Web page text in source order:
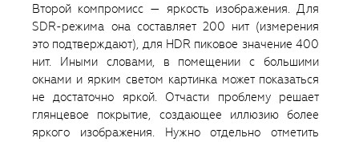
Второй компромисс — яркость изображения. Для
SDR-режима она составляет 200 нит (измерения
это подтверждают), для HDR пиковое значение 400
нит. Иными словами, в помещении с большими
окнами и ярким светом картинка может показаться
не достаточно яркой. Отчасти проблему решает
глянцевое покрытие, создающее иллюзию более
яркого изображения. Нужно отдельно отметить